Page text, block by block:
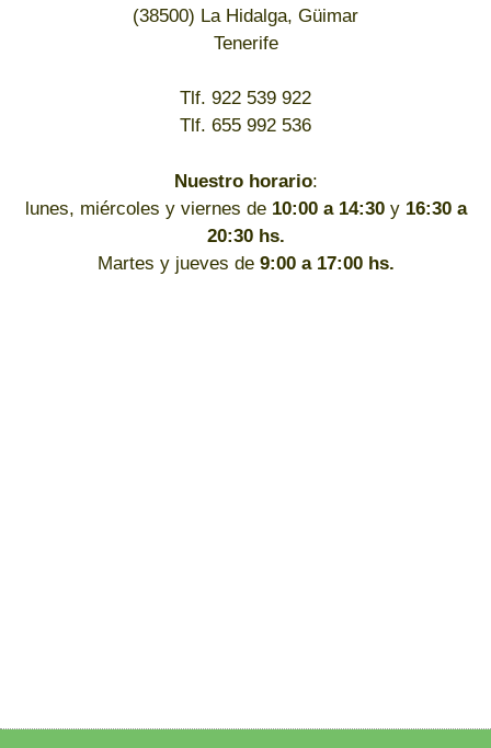
(38500) La Hidalga, Güimar
Tenerife
Tlf. 922 539 922
Tlf. 655 992 536
Nuestro horario:
lunes, miércoles y viernes de 10:00 a 14:30y 16:30 a
20:30 hs.
Martes y jueves de 9:00 a 17:00 hs.